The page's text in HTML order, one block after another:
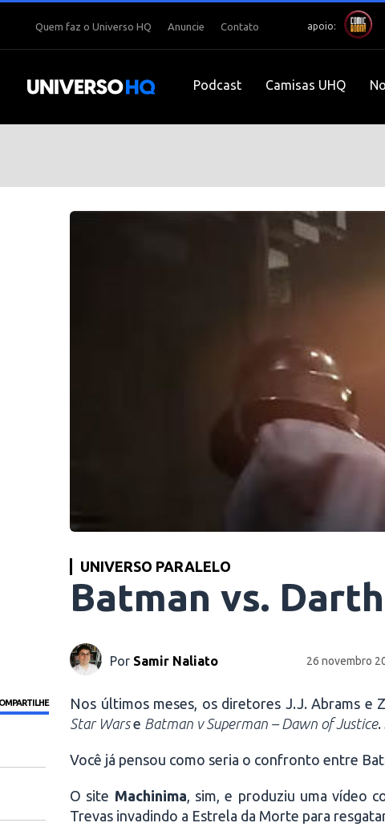
Quem faz o Universo HQ Anuncie Contato apoio:
Podcast Camisas UHQ
UNIVERSO PARALELO
Batman vs.
Por Samir Naliato 26 novembro
Nos últimos meses, os diretores J.J. Abrams e
Star Warse Batman v Superman – Dawn of Justice.
Você já pensou como seria o confronto entre
O site Machinima, sim, e produziu uma vídeo
Trevas invadindo a Estrela da Morte para